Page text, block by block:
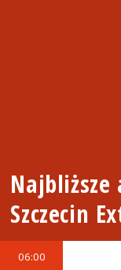
Najbliższe
Szczecin
06:00